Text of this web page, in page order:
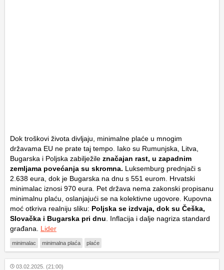
Dok troškovi života divljaju, minimalne plaće u mnogim
državama EU ne prate taj tempo. Iako su Rumunjska, Litva,
Bugarska i Poljska zabilježile značajan rast, u zapadnim
zemljama povećanja su skromna. Luksemburg prednjači s
2.638 eura, dok je Bugarska na dnu s 551 eurom. Hrvatski
minimalac iznosi 970 eura. Pet država nema zakonski propisanu
minimalnu plaću, oslanjajući se na kolektivne ugovore. Kupovna
moć otkriva realniju sliku: Poljska se izdvaja, dok su Češka,
Slovačka i Bugarska pri dnu . Inflacija i dalje nagriza standard
građana. Lider
minimalac minimalna plaća plaće
03.02.2025. (21:00)